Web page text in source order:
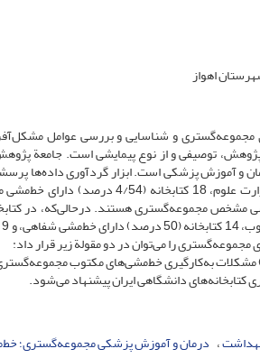
اهواز
و شناسایی و بررسی عوامل
توصیفی و از نوع پیمایشی است. جامعة
و آموزش پزشکی است. ابزار گردآوری داده‌ها
24 درصد) نیز فاقد خط‌مشی مشخص مجموعه‌گستری هستند.
را می‌توان در دو مقولة زیر قرار داد:
دانشگاهی ایران پیشنهاد می‌شود.
درمان و آموزش پزشکی مجموعه‌گستری؛